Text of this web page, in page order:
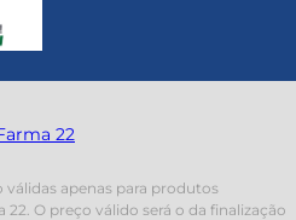
válidas apenas para produtos
O preço válido será o da finalização